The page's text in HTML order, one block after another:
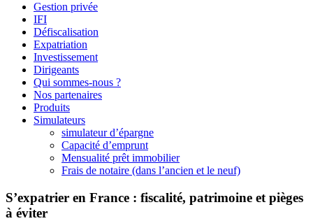
Gestion privée
IFI
Défiscalisation
Expatriation
Investissement
Dirigeants
Qui sommes-nous ?
Nos partenaires
Produits
Simulateurs
simulateur d’épargne
Capacité d’emprunt
Mensualité prêt immobilier
Frais de notaire (dans l’ancien et le neuf)
S’expatrier en France : fiscalité, patrimoine et pièges
à éviter